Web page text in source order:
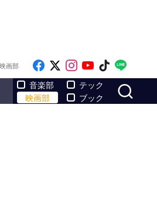
画部 Like on Facebook
Follow on x
Follow on
Follow on
Follow
音楽部
映画部
テック
ブック